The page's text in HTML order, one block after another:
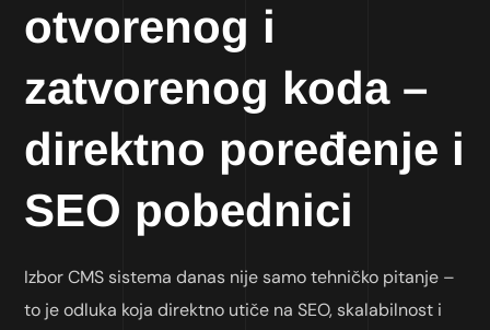
otvorenog i
zatvorenog koda –
direktno poređenje i
SEO pobednici
Izbor CMS sistema danas nije samo tehničko pitanje –
to je odluka koja direktno utiče na SEO, skalabilnost i